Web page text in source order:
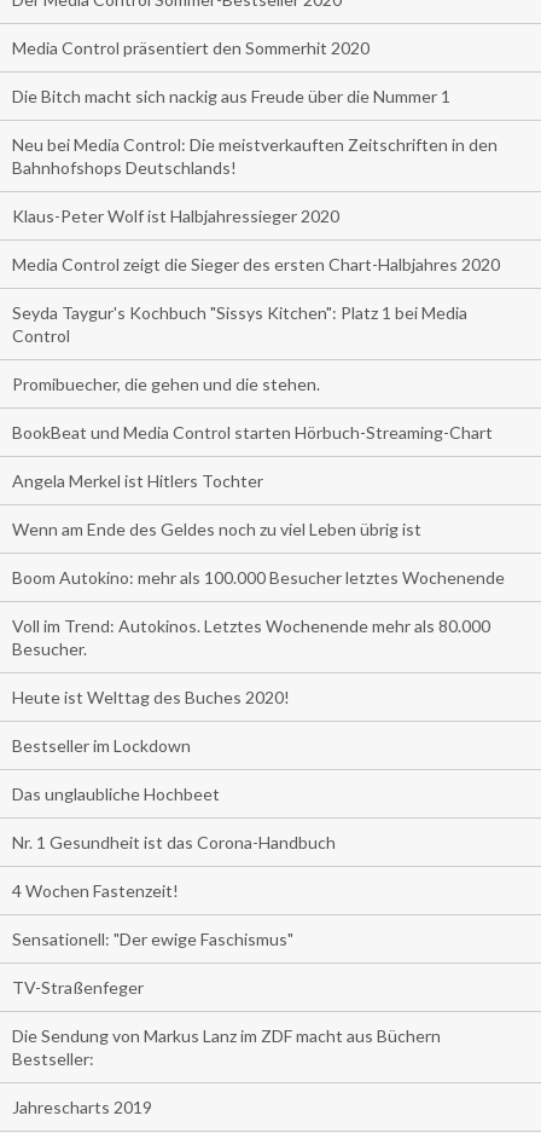
Media Control präsentiert den Sommerhit 2020
Die Bitch macht sich nackig aus Freude über die Nummer 1
Neu bei Media Control: Die meistverkauften Zeitschriften in den
Bahnhofshops Deutschlands!
Klaus-Peter Wolf ist Halbjahressieger 2020
Media Control zeigt die Sieger des ersten Chart-Halbjahres 2020
Seyda Taygur's Kochbuch "Sissys Kitchen": Platz 1 bei Media
Control
Promibuecher, die gehen und die stehen.
BookBeat und Media Control starten Hörbuch-Streaming-Chart
Angela Merkel ist Hitlers Tochter
Wenn am Ende des Geldes noch zu viel Leben übrig ist
Boom Autokino: mehr als 100.000 Besucher letztes Wochenende
Voll im Trend: Autokinos. Letztes Wochenende mehr als 80.000
Besucher.
Heute ist Welttag des Buches 2020!
Bestseller im Lockdown
Das unglaubliche Hochbeet
Nr. 1 Gesundheit ist das Corona-Handbuch
4 Wochen Fastenzeit!
Sensationell: "Der ewige Faschismus"
TV-Straßenfeger
Die Sendung von Markus Lanz im ZDF macht aus Büchern
Bestseller:
Jahrescharts 2019